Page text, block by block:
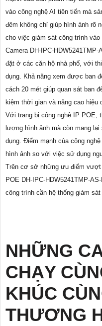
vào công nghệ AI tiên tiến mà
đêm không chỉ giúp hình ảnh rõ
cho việc giám sát công trình vào
Camera DH-IPC-
đặt ở các căn hộ nhà phố, với
dụng. Khả năng xem được ban
cách 20 mét giúp quan sát ban
kiệm thời gian và nâng cao hiệu
Với trang bị công nghệ IP POE,
lượng hình ảnh mà còn mang
dụng. Điểm mạnh của công
hình ảnh so với việc sử dụng
Trên cơ sở những ưu điểm vượt
POE DH-IPC-HDW5241TMP-
công trình cần hệ thống giám
NHỮNG
CHẠY
KHÚC
THƯƠNG